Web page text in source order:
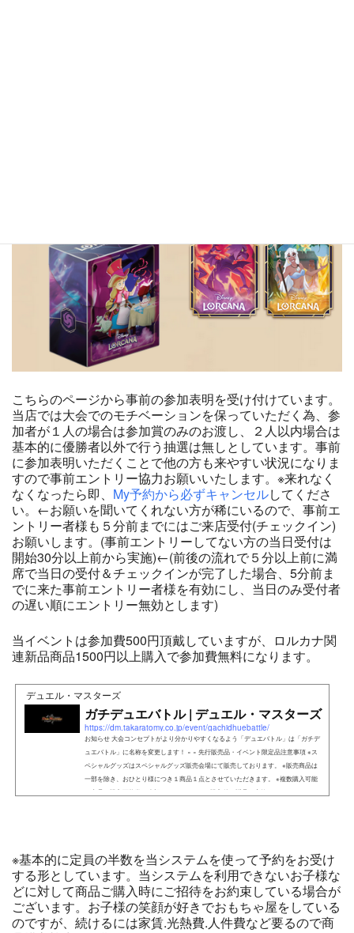
こちらのページから事前の参加表明を受け付けています。
当店では大会でのモチベーションを保っていただく為、参
加者が１人の場合は参加賞のみのお渡し、２人以内場合は
基本的に優勝者以外で行う抽選は無しとしています。事前
に参加表明いただくことで他の方も来やすい状況になりま
すので事前エントリー協力お願いいたします。※来れなく
なくなったら即、 My予約から必ずキャンセルしてくださ
い。←お願いを聞いてくれない方が稀にいるので、事前エ
ントリー者様も５分前までにはご来店受付(チェックイン)
お願いします。(事前エントリーしてない方の当日受付は
開始30分以上前から実施)←(前後の流れで５分以上前に満
席で当日の受付＆チェックインが完了した場合、5分前ま
でに来た事前エントリー者様を有効にし、当日のみ受付者
の遅い順にエントリー無効とします)
当イベントは参加費500円頂戴していますが、ロルカナ関
連新品商品1500円以上購入で参加費無料になります。
デュエル・マスターズ
ガチデュエバトル | デュエル・マスターズ
https://dm.takaratomy.co.jp/event/gachidhuebattle/
お知らせ 大会コンセプトがより分かりやすくなるよう「デュエバトル」は「ガチデ
ュエバトル」に名称を変更します！ × × 先行販売品・イベント限定品注意事項 ※ス
ペシャルグッズはスペシャルグッズ販売会場にて販売しております。 ※販売商品は
一部を除き、おひとり様につき１商品１点とさせていただきます。 ※複数購入可能
な商品は購入可能数を表記しております。 ※購入後の返品・交換はできません。 ※ク
※基本的に定員の半数を当システムを使って予約をお受け
する形としています。当システムを利用できないお子様な
どに対して商品ご購入時にご招待をお約束している場合が
ございます。お子様の笑顔が好きでおもちゃ屋をしている
のですが、続けるには家賃.光熱費.人件費など要るので商